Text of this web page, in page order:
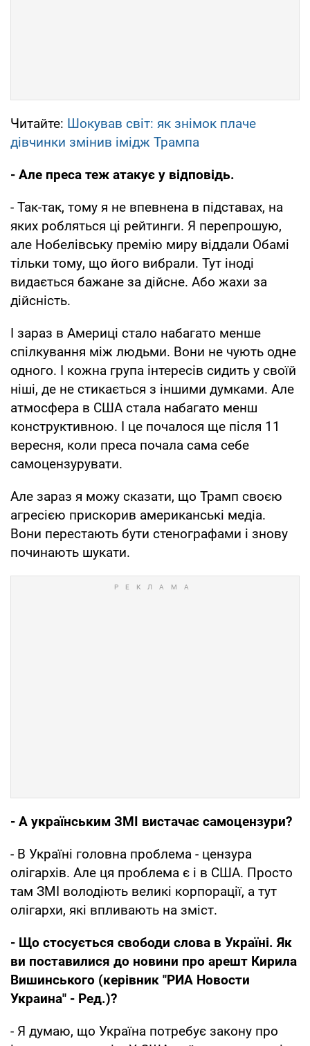
Читайте: Шокував світ: як знімок плаче
дівчинки змінив імідж Трампа
- Але преса теж атакує у відповідь.
- Так-так, тому я не впевнена в підставах, на
яких робляться ці рейтинги. Я перепрошую,
але Нобелівську премію миру віддали Обамі
тільки тому, що його вибрали. Тут іноді
видається бажане за дійсне. Або жахи за
дійсність.
І зараз в Америці стало набагато менше
спілкування між людьми. Вони не чують одне
одного. І кожна група інтересів сидить у своїй
ніші, де не стикається з іншими думками. Але
атмосфера в США стала набагато менш
конструктивною. І це почалося ще після 11
вересня, коли преса почала сама себе
самоцензурувати.
Але зараз я можу сказати, що Трамп своєю
агресією прискорив американські медіа.
Вони перестають бути стенографами і знову
починають шукати.
- А українським ЗМІ вистачає самоцензури?
- В Україні головна проблема - цензура
олігархів. Але ця проблема є і в США. Просто
там ЗМІ володіють великі корпорації, а тут
олігархи, які впливають на зміст.
- Що стосується свободи слова в Україні. Як
ви поставилися до новини про арешт Кирила
Вишинського (керівник "РИА Новости
Украина" - Ред.)?
- Я думаю, що Україна потребує закону про